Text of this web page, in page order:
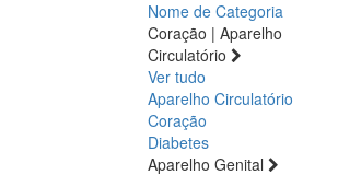
Nome de Categoria
Coração | Aparelho
Circulatório
Ver tudo
Aparelho Circulatório
Coração
Diabetes
Aparelho Genital